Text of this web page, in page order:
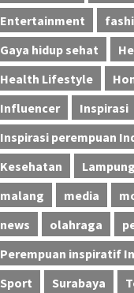
Entertainment
Gaya hidup sehat
Health Lifestyle
Influencer
Inspirasi
Inspirasi perempuan
Kesehatan
Lampung
malang
media
news
olahraga
Perempuan inspiratif
Sport
Surabaya